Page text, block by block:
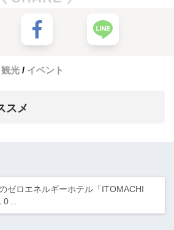
光 イベント
スメ
ゼロエネルギーホテル「ITOMACHI
0…